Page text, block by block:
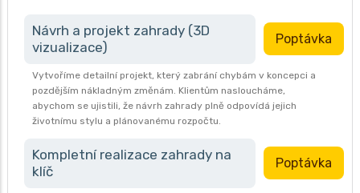
Návrh a projekt zahrady (3D
vizualizace)
Poptávka
Vytvoříme detailní projekt, který zabrání chybám v koncepci a
pozdějším nákladným změnám. Klientům nasloucháme,
abychom se ujistili, že návrh zahrady plně odpovídá jejich
životnímu stylu a plánovanému rozpočtu.
Kompletní realizace zahrady na
klíč
Poptávka